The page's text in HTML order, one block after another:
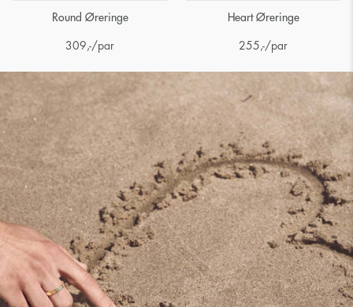
Round Øreringe
309 ,-/par
Heart Øreringe
255 ,-/par